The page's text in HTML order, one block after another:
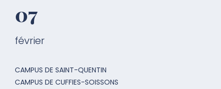
07
février
CAMPUS DE SAINT-QUENTIN
CAMPUS DE CUFFIES-SOISSONS